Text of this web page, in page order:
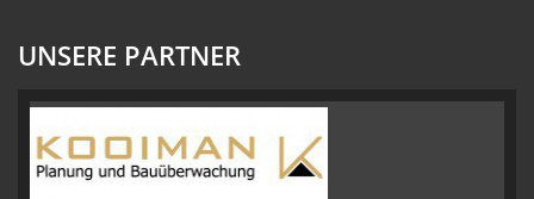
UNSERE PARTNER